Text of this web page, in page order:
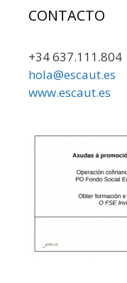
CONTACTO
+34 637.111.804
hola@escaut.es
www.escaut.es